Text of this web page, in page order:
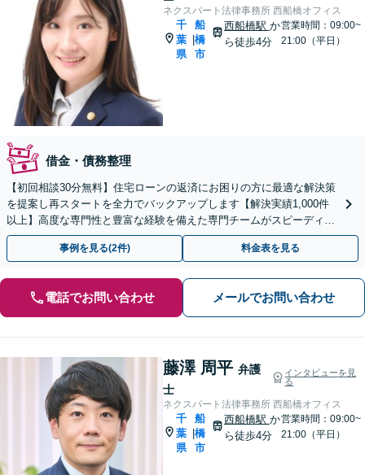
ネクスパート法律事務所 西船橋オフィス
千
葉
県
船
橋
市
西船橋駅 か
ら徒歩4分
営業時間：09:00~
21:00（平日）
借金・債務整理
【初回相談30分無料】住宅ローンの返済にお困りの方に最適な解決策
を提案し再スタートを全力でバックアップします【解決実績1,000件
以上】高度な専門性と豊富な経験を備えた専門チームがスピーディー
に対応【分割・後払い応相談】【LINE相談可】
事例を見る(2件) 料金表を見る
電話でお問い合わせ メールでお問い合わせ
藤澤 周平 弁護
士
インタビューを見
る
ネクスパート法律事務所 西船橋オフィス
千
葉
県
船
橋
市
西船橋駅 か
ら徒歩4分
営業時間：09:00~
21:00（平日）